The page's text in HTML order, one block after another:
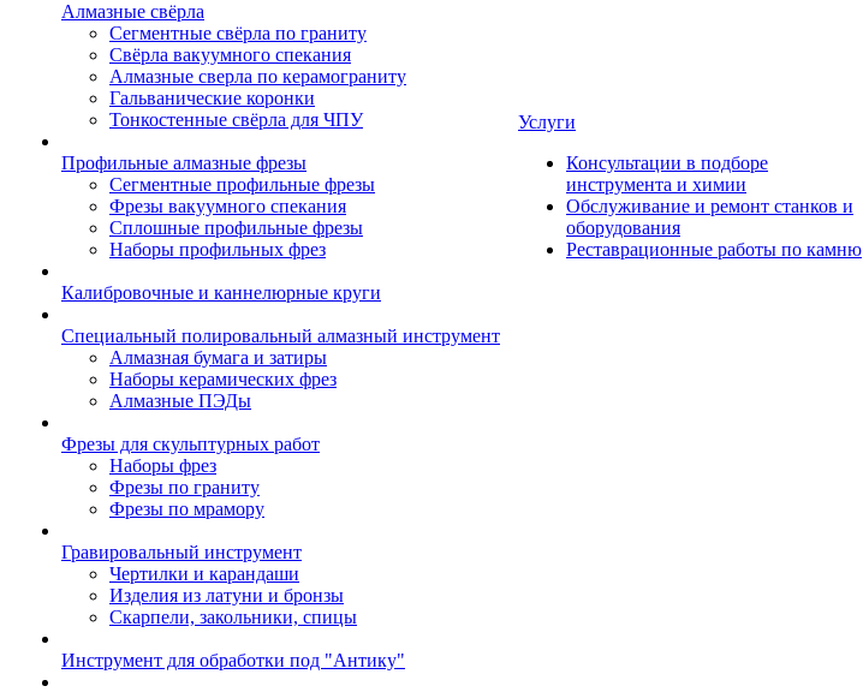
Алмазные свёрла
Сегментные свёрла по граниту
Свёрла вакуумного спекания
Алмазные сверла по керамограниту
Гальванические коронки
Тонкостенные свёрла для ЧПУ
Профильные алмазные фрезы
Сегментные профильные фрезы
Фрезы вакуумного спекания
Сплошные профильные фрезы
Наборы профильных фрез
Калибровочные и каннелюрные круги
Специальный полировальный алмазный инструмент
Алмазная бумага и затиры
Наборы керамических фрез
Алмазные ПЭДы
Фрезы для скульптурных работ
Наборы фрез
Фрезы по граниту
Фрезы по мрамору
Гравировальный инструмент
Чертилки и карандаши
Изделия из латуни и бронзы
Скарпели, закольники, спицы
Инструмент для обработки под "Антику"
Услуги
Консультации в подборе
инструмента и химии
Обслуживание и ремонт станков и
оборудования
Реставрационные работы по камню